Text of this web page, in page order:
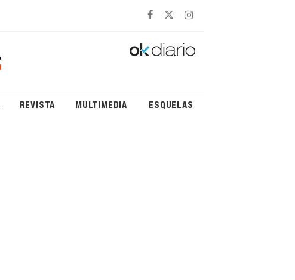
REVISTA MULTIMEDIA ESQUELAS